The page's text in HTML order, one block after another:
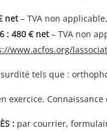
net– TVA non
: 480 € net– TVA non
www.acfos.org/
tels que :
exercice.
: par courrier,